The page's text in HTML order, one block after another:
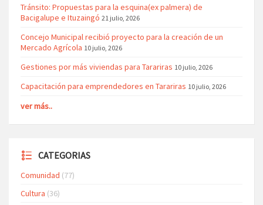
Tránsito: Propuestas para la esquina(ex palmera) de
Bacigalupe e Ituzaingó 21 julio, 2026
Concejo Municipal recibió proyecto para la creación de un
Mercado Agrícola 10 julio, 2026
Gestiones por más viviendas para Tarariras 10 julio, 2026
Capacitación para emprendedores en Tarariras 10 julio, 2026
ver más..
CATEGORIAS
Comunidad (77)
Cultura (36)